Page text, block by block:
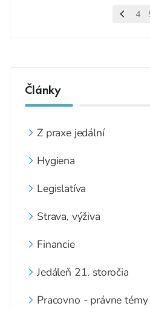
4
Články
Z praxe jedální
Hygiena
Legislatíva
Strava, výživa
Financie
Jedáleň 21. storočia
Pracovno - právne témy